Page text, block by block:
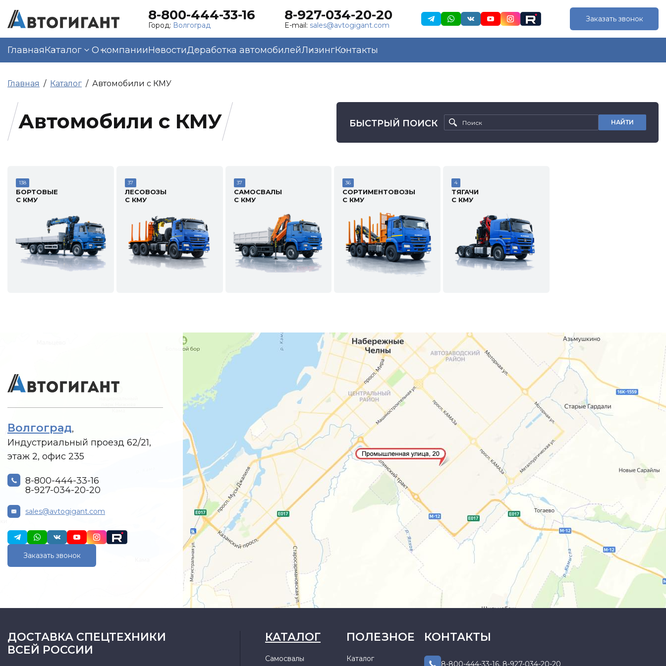
8-800-444-33-16
Город: Волгоград
8-927-034-20-20
E-mail: sales@avtogigant.com
Заказать звонок
ГлавнаяКаталог О компанииНовостиДоработка автомобилейЛизингКонтакты
Главная Каталог Автомобили с КМУ
Автомобили с КМУ БЫСТРЫЙ ПОИСК НАЙТИ
138
БОРТОВЫЕ
С КМУ
37
ЛЕСОВОЗЫ
С КМУ
37
САМОСВАЛЫ
С КМУ
36
СОРТИМЕНТОВОЗЫ
С КМУ
4
ТЯГАЧИ
С КМУ
Волгоград,
Индустриальный проезд 62/21,
этаж 2, офис 235
8-800-444-33-16
8-927-034-20-20
sales@avtogigant.com
Заказать звонок
ДОСТАВКА СПЕЦТЕХНИКИ
ВСЕЙ РОССИИ
КАТАЛОГ
Самосвалы
ПОЛЕЗНОЕ
Каталог
КОНТАКТЫ
8-800-444-33-16, 8-927-034-20-20